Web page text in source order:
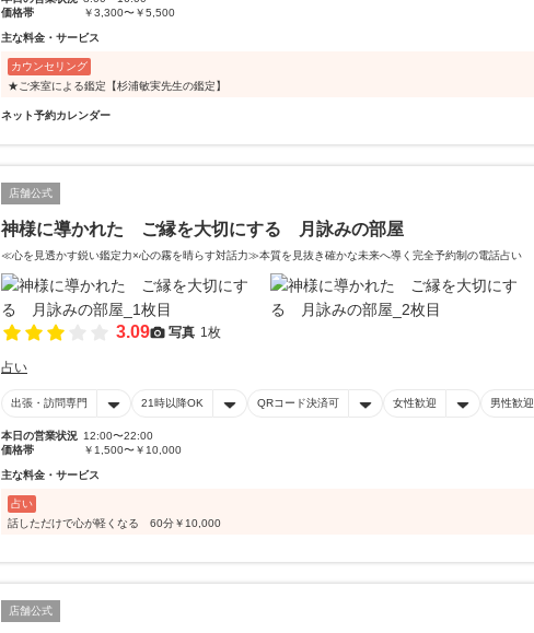
価格帯
￥3,300〜￥5,500
主な料金・サービス
カウンセリング
★ご来室による鑑定【杉浦敏実先生の鑑定】
ネット予約カレンダー
店舗公式
神様に導かれた ご縁を大切にする 月詠みの部屋
≪心を見透かす鋭い鑑定力×心の霧を晴らす対話力≫本質を見抜き確かな未来へ導く完全予約制の電話占い
3.09 写真 1枚
占い
出張・訪問専門 21時以降OK QRコード決済可 女性歓迎 男性歓迎
本日の営業状況 12:00〜22:00
価格帯
￥1,500〜￥10,000
主な料金・サービス
占い
話しただけで心が軽くなる 60分￥10,000
店舗公式